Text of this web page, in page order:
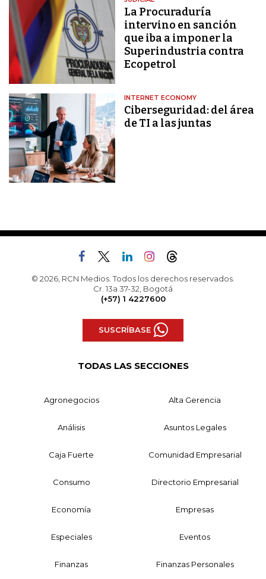
La Procuraduría
intervino en sanción
que iba a imponer la
Superindustria contra
Ecopetrol
INTERNET ECONOMY
Ciberseguridad: del área
de TI a las juntas
© 2026, RCN Medios. Todos los derechos reservados.
Cr. 13a 37-32, Bogotá
(+57) 1 4227600
SUSCRÍBASE
TODAS LAS SECCIONES
Agronegocios Alta Gerencia
Análisis Asuntos Legales
Caja Fuerte Comunidad Empresarial
Consumo Directorio Empresarial
Economía Empresas
Especiales Eventos
Finanzas Finanzas Personales